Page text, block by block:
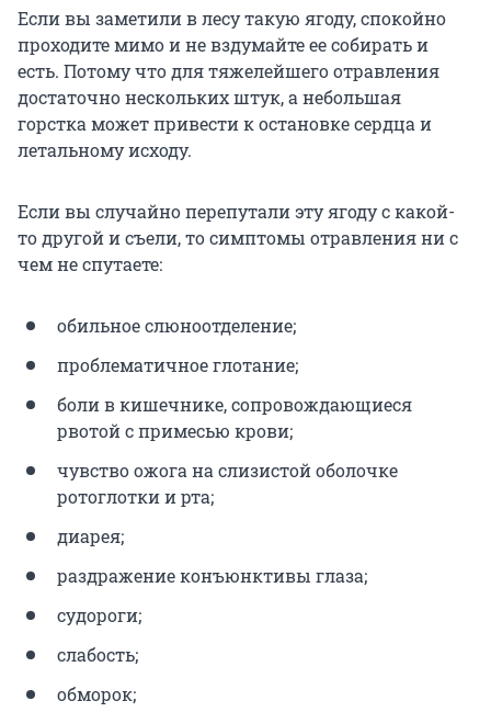
Если вы заметили в лесу такую ягоду, спокойно
проходите мимо и не вздумайте ее собирать и
есть. Потому что для тяжелейшего отравления
достаточно нескольких штук, а небольшая
горстка может привести к остановке сердца и
летальному исходу.
Если вы случайно перепутали эту ягоду с какой-
то другой и съели, то симптомы отравления ни с
чем не спутаете:
обильное слюноотделение;
проблематичное глотание;
боли в кишечнике, сопровождающиеся
рвотой с примесью крови;
чувство ожога на слизистой оболочке
ротоглотки и рта;
диарея;
раздражение конъюнктивы глаза;
судороги;
слабость;
обморок;